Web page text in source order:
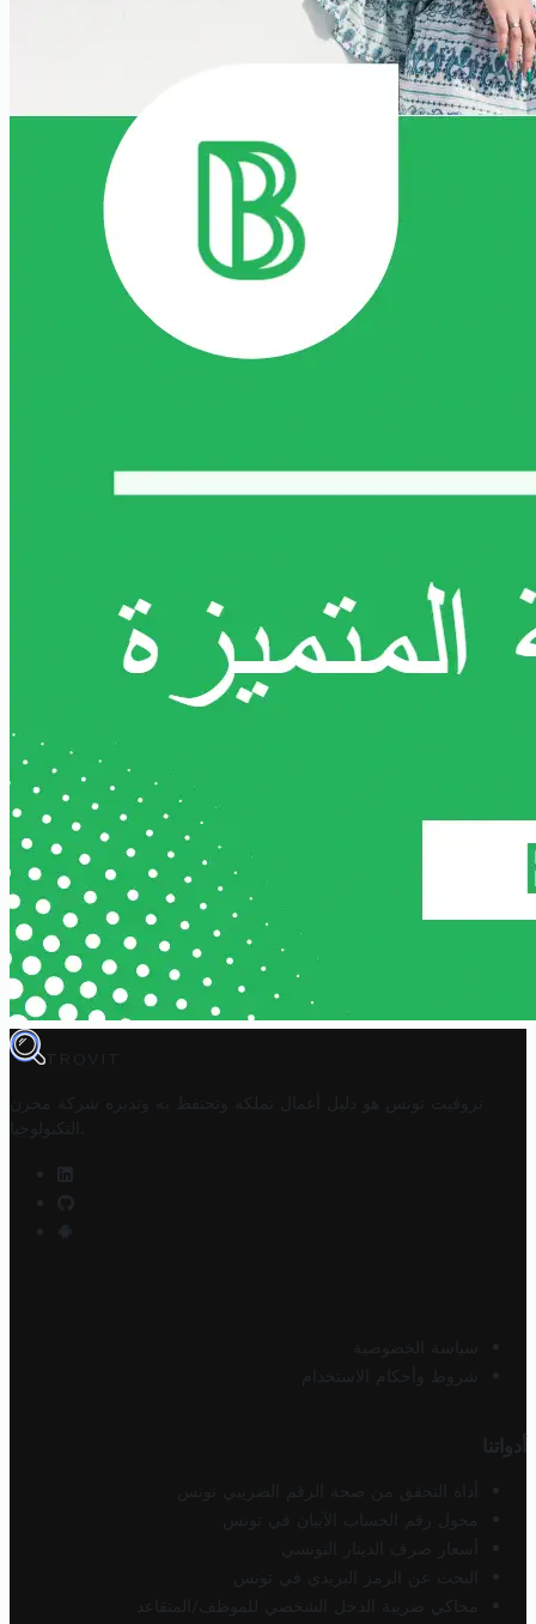
TROVIT
تروفيت تونس هو دليل أعمال تملكه وتحتفظ به وتديره
شركة مخزن
التكنولوجيا
سياسة الخصوصية
شروط وأحكام الاستخدام
أدواتنا
أداة التحقق من صحة الرقم الضريبي تونس
محول رقم الحساب الآيبان في تونس
أسعار صرف الدينار التونسي
البحث عن الرمز البريدي في تونس
محاكي ضريبة الدخل الشخصي للموظف/المتقاعد